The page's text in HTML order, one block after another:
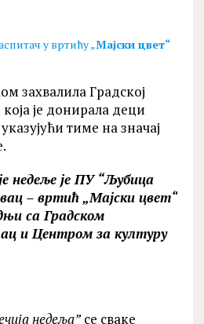
у вртићу „Мајски цвет“
захвалила Градској
је донирала деци
тиме на значај
недеље је ПУ “Љубица
– вртић „Мајски цвет“
са Градском
и Центром за културу
недеља”се сваке